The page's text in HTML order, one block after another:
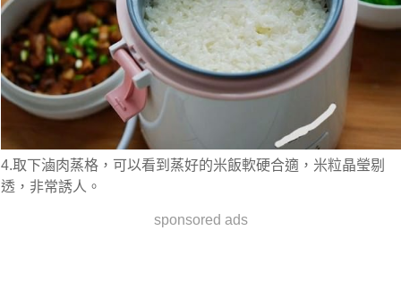
4.取下滷肉蒸格，可以看到蒸好的米飯軟硬合適，米粒晶瑩剔
透，非常誘人。
sponsored ads